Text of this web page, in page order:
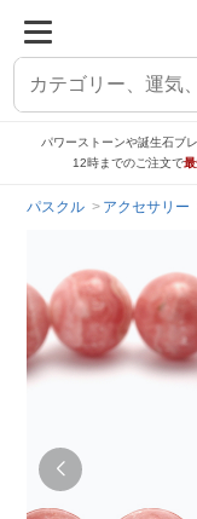
パワーストーンや誕生石ブ
12時までのご注文で
パスクル アクセサリー